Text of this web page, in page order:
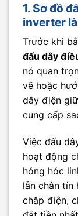
1. Sơ đồ
inverter
Trước khi
đấu dây
nó quan
vẽ hoặc
dây điện
cung cấp
Việc đấu
hoạt động
hỏng hóc
lẫn chân tín
chập điện,